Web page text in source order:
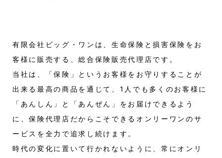
有限会社ビッグ・ワンは、生命保険と損害保険をお
客様に販売する、総合保険販売代理店です。
当社は、「保険」というお客様をお守りすることが
出来る最高の商品を通じて、1人でも多くのお客様に
「あんしん」と「あんぜん」をお届けできるよう
に、保険代理店だからこそできるオンリーワンのサ
ービスを全力で追求し続けます。
時代の変化に置いて行かれないように、常にオンリ